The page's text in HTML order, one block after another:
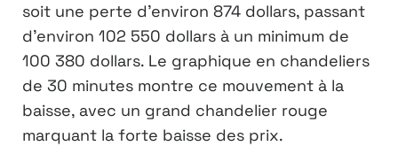
soit une perte d’environ 874 dollars, passant
d’environ 102 550 dollars à un minimum de
100 380 dollars. Le graphique en chandeliers
de 30 minutes montre ce mouvement à la
baisse, avec un grand chandelier rouge
marquant la forte baisse des prix.